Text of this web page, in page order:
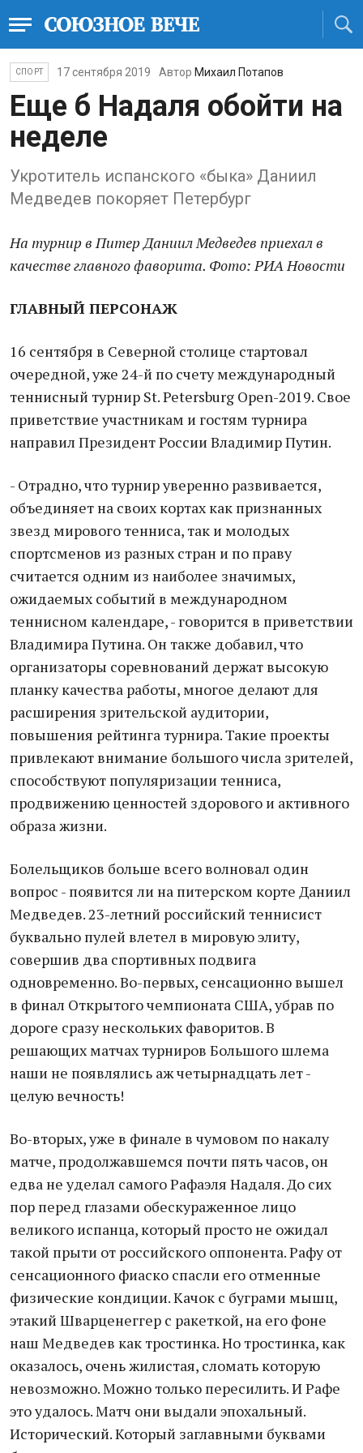
СПОРТ 17 сентября 2019 Автор Михаил Потапов
Еще б Надаля обойти на
неделе
Укротитель испанского «быка» Даниил
Медведев покоряет Петербург
На турнир в Питер Даниил Медведев приехал в
качестве главного фаворита. Фото: РИА Новости
ГЛАВНЫЙ ПЕРСОНАЖ
16 сентября в Северной столице стартовал
очередной, уже 24-й по счету международный
теннисный турнир St. Petersburg Open-2019. Свое
приветствие участникам и гостям турнира
направил Президент России Владимир Путин.
- Отрадно, что турнир уверенно развивается,
объединяет на своих кортах как признанных
звезд мирового тенниса, так и молодых
спортсменов из разных стран и по праву
считается одним из наиболее значимых,
ожидаемых событий в международном
теннисном календаре, - говорится в приветствии
Владимира Путина. Он также добавил, что
организаторы соревнований держат высокую
планку качества работы, многое делают для
расширения зрительской аудитории,
повышения рейтинга турнира. Такие проекты
привлекают внимание большого числа зрителей,
способствуют популяризации тенниса,
продвижению ценностей здорового и активного
образа жизни.
Болельщиков больше всего волновал один
вопрос - появится ли на питерском корте Даниил
Медведев. 23-летний российский теннисист
буквально пулей влетел в мировую элиту,
совершив два спортивных подвига
одновременно. Во-первых, сенсационно вышел
в финал Открытого чемпионата США, убрав по
дороге сразу нескольких фаворитов. В
решающих матчах турниров Большого шлема
наши не появлялись аж четырнадцать лет -
целую вечность!
Во-вторых, уже в финале в чумовом по накалу
матче, продолжавшемся почти пять часов, он
едва не уделал самого Рафаэля Надаля. До сих
пор перед глазами обескураженное лицо
великого испанца, который просто не ожидал
такой прыти от российского оппонента. Рафу от
сенсационного фиаско спасли его отменные
физические кондиции. Качок с буграми мышц,
этакий Шварценеггер с ракеткой, на его фоне
наш Медведев как тростинка. Но тростинка, как
оказалось, очень жилистая, сломать которую
невозможно. Можно только пересилить. И Рафе
это удалось. Матч они выдали эпохальный.
Исторический. Который заглавными буквами